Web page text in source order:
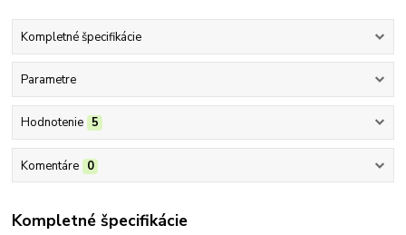
Kompletné špecifikácie
Parametre
Hodnotenie 5
Komentáre 0
Kompletné špecifikácie